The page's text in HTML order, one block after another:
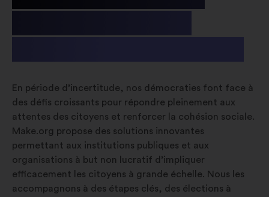
En période d’incertitude, nos démocraties font face à
des défis croissants pour répondre pleinement aux
attentes des citoyens et renforcer la cohésion sociale.
Make.org propose des solutions innovantes
permettant aux institutions publiques et aux
organisations à but non lucratif d’impliquer
efficacement les citoyens à grande échelle. Nous les
accompagnons à des étapes clés, des élections à